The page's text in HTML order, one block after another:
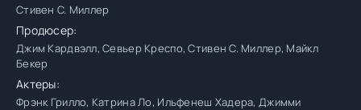
Стивен С. Миллер
Продюсер:
Джим Кардвэлл, Севьер Креспо, Стивен С. Миллер, Майкл
Бекер
Актеры:
Фрэнк Грилло, Катрина Ло, Ильфенеш Хадера, Джимми